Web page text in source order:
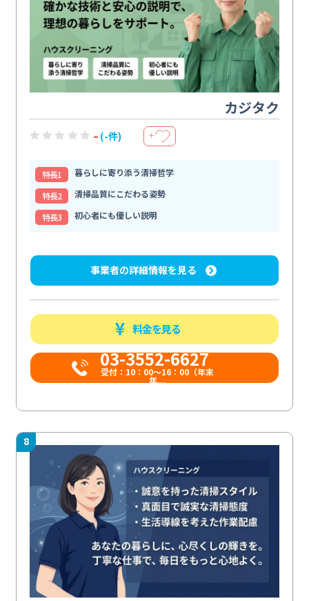
カジタク
- (-件) ＋
特⻑1
暮らしに寄り添う清掃哲学
特⻑2
清掃品質にこだわる姿勢
特⻑3
初心者にも優しい説明
事業者の詳細情報を見る
料金を見る
03-3552-6627
受付：10：00～16：00（年末
年...
8